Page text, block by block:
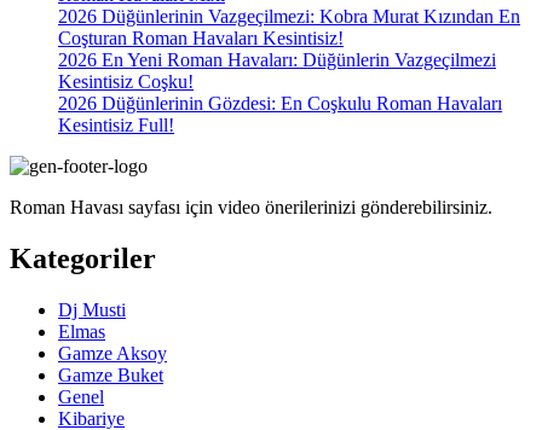
2026 Düğünlerinin Vazgeçilmezi: Kobra Murat Kızından En
Coşturan Roman Havaları Kesintisiz!
2026 En Yeni Roman Havaları: Düğünlerin Vazgeçilmezi
Kesintisiz Coşku!
2026 Düğünlerinin Gözdesi: En Coşkulu Roman Havaları
Kesintisiz Full!
Roman Havası sayfası için video önerilerinizi gönderebilirsiniz.
Kategoriler
Dj Musti
Elmas
Gamze Aksoy
Gamze Buket
Genel
Kibariye